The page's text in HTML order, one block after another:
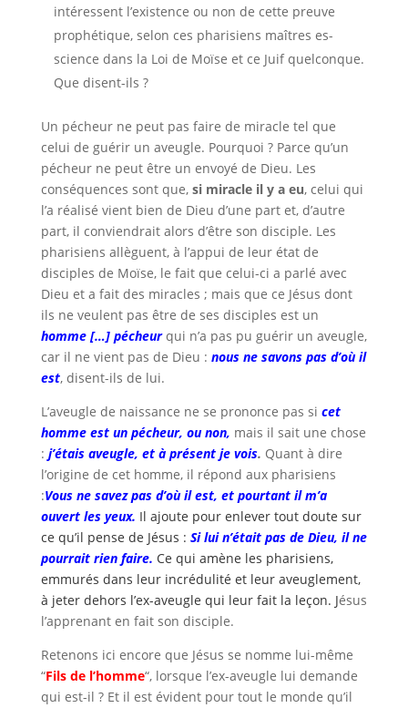
intéressent l’existence ou non de cette preuve
prophétique, selon ces pharisiens maîtres es-
science dans la Loi de Moïse et ce Juif quelconque.
Que disent-ils ?
Un pécheur ne peut pas faire de miracle tel que
celui de guérir un aveugle. Pourquoi ? Parce qu’un
pécheur ne peut être un envoyé de Dieu. Les
conséquences sont que, si miracle il y a eu, celui qui
l’a réalisé vient bien de Dieu d’une part et, d’autre
part, il conviendrait alors d’être son disciple. Les
pharisiens allèguent, à l’appui de leur état de
disciples de Moïse, le fait que celui-ci a parlé avec
Dieu et a fait des miracles ; mais que ce Jésus dont
ils ne veulent pas être de ses disciples est un
homme […] pécheurqui n’a pas pu guérir un aveugle,
car il ne vient pas de Dieu : nous ne savons pas d’où il
est, disent-ils de lui.
L’aveugle de naissance ne se prononce pas si cet
homme est un pécheur, ou non, mais il sait une chose
: j’étais aveugle, et à présent je vois. Quant à dire
l’origine de cet homme, il répond aux pharisiens
:Vous ne savez pas d’où il est, et pourtant il m’a
ouvert les yeux. Il ajoute pour enlever tout doute sur
ce qu’il pense de Jésus : Si lui n’était pas de Dieu, il ne
pourrait rien faire. Ce qui amène les pharisiens,
emmurés dans leur incrédulité et leur aveuglement,
à jeter dehors l’ex-aveugle qui leur fait la leçon. Jésus
l’apprenant en fait son disciple.
Retenons ici encore que Jésus se nomme lui-même
“Fils de l’homme“, lorsque l’ex-aveugle lui demande
qui est-il ? Et il est évident pour tout le monde qu’il